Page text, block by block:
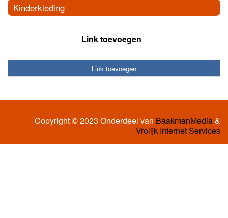
Kinderkleding
Link toevoegen
Link toevoegen
Copyright © 2023 Onderdeel van BaakmanMedia&
Vrolijk Internet Services